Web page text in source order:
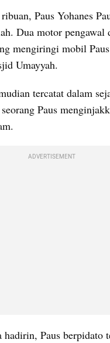
Paus Yohanes
Dua motor pengawal
mengiringi mobil
Umayyah.
tercatat dalam
Paus
ADVERTISEMENT
hadirin, Paus berpidato